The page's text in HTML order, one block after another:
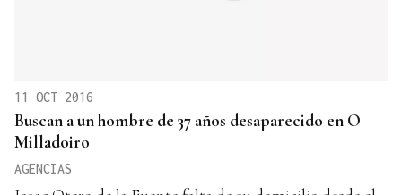
11 OCT 2016
Buscan a un hombre de 37 años desaparecido en O
Milladoiro
AGENCIAS